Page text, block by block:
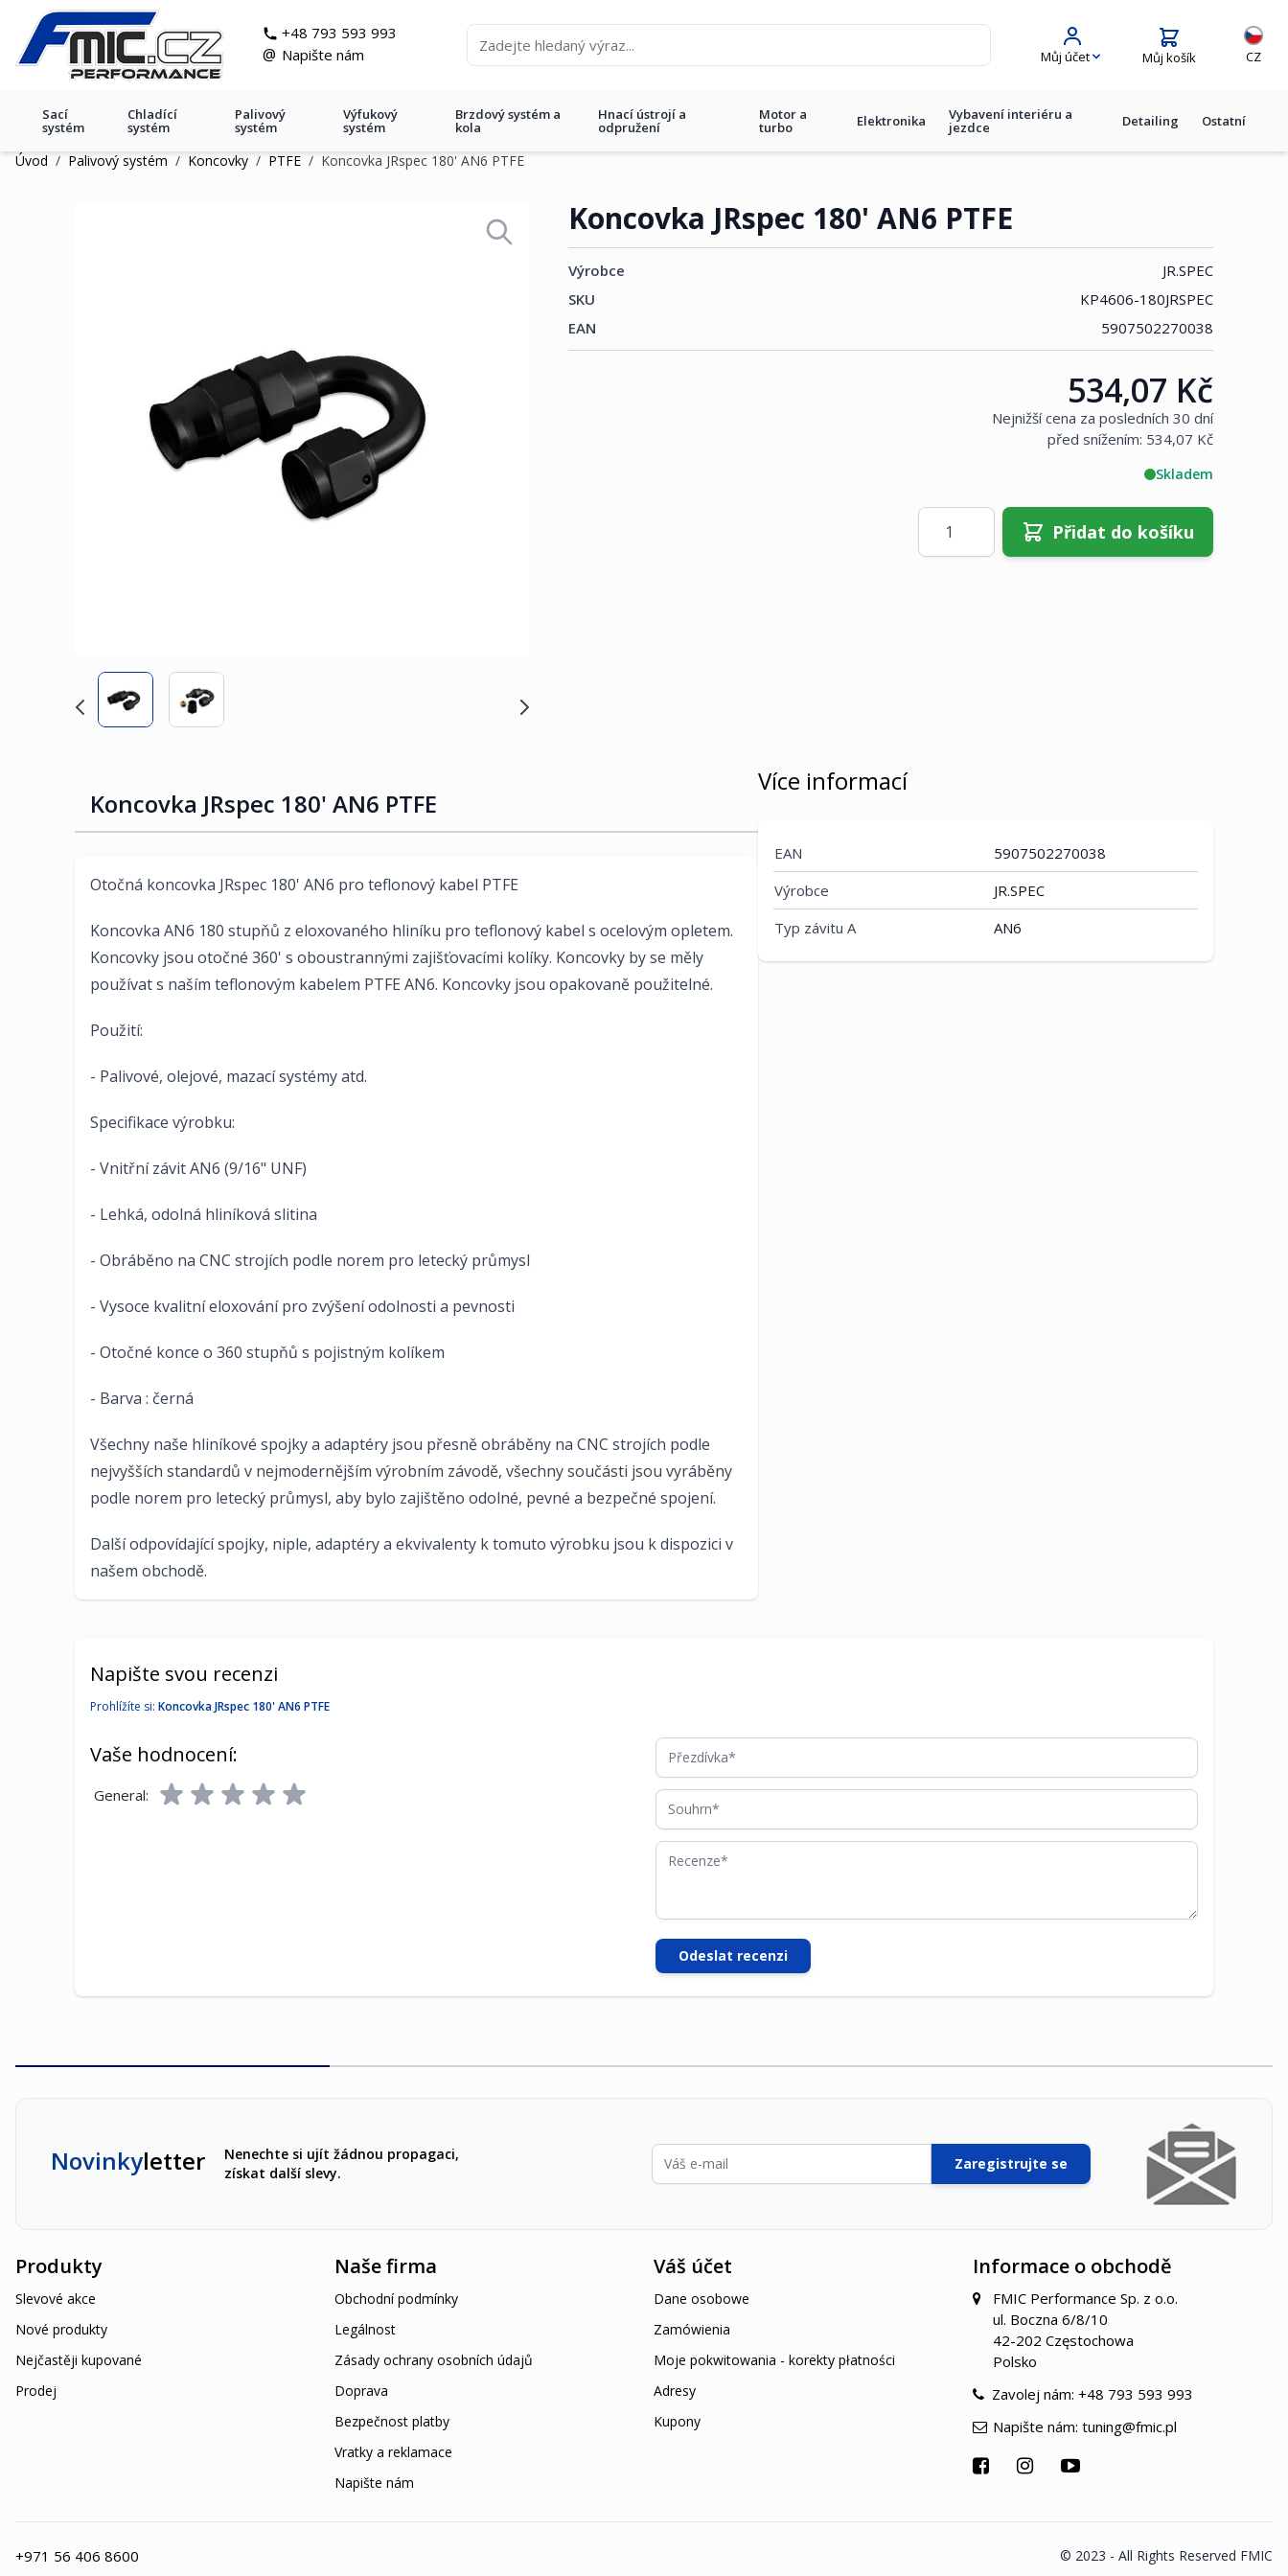
Přejít na obsah
+48 793 593 993
@ Napište nám Můj účet Můj košík
Jazyk
CZ
Sací
systém
Chladící
systém
Palivový
systém
Výfukový
systém
Brzdový systém a
kola
Hnací ústrojí a
odpružení
Motor a
turbo Elektronika Vybavení interiéru a
jezdce Detailing Ostatní
Úvod / Palivový systém / Koncovky / PTFE / Koncovka JRspec 180' AN6 PTFE
Koncovka JRspec 180' AN6 PTFE
Výrobce
JR.SPEC
SKU
KP4606-180JRSPEC
EAN
5907502270038
Cena:
534,07 Kč
Nejnižší cena za posledních 30 dní
před snížením: 534,07 Kč
Skladem
Množství
Přidat do košíku
Koncovka JRspec 180' AN6 PTFE
Otočná koncovka JRspec 180' AN6 pro teflonový kabel PTFE
Koncovka AN6 180 stupňů z eloxovaného hliníku pro teflonový kabel s ocelovým opletem.
Koncovky jsou otočné 360' s oboustrannými zajišťovacími kolíky. Koncovky by se měly
používat s naším teflonovým kabelem PTFE AN6. Koncovky jsou opakovaně použitelné.
Použití:
- Palivové, olejové, mazací systémy atd.
Specifikace výrobku:
- Vnitřní závit AN6 (9/16" UNF)
- Lehká, odolná hliníková slitina
- Obráběno na CNC strojích podle norem pro letecký průmysl
- Vysoce kvalitní eloxování pro zvýšení odolnosti a pevnosti
- Otočné konce o 360 stupňů s pojistným kolíkem
- Barva : černá
Všechny naše hliníkové spojky a adaptéry jsou přesně obráběny na CNC strojích podle
nejvyšších standardů v nejmodernějším výrobním závodě, všechny součásti jsou vyráběny
podle norem pro letecký průmysl, aby bylo zajištěno odolné, pevné a bezpečné spojení.
Další odpovídající spojky, niple, adaptéry a ekvivalenty k tomuto výrobku jsou k dispozici v
našem obchodě.
Více informací
EAN
5907502270038
Výrobce
JR.SPEC
Typ závitu A
AN6
Napište svou recenzi
Prohlížíte si: Koncovka JRspec 180' AN6 PTFE
Vaše hodnocení:
General:
Přezdívka
Souhrn
Recenze
Odeslat recenzi
Novinkyletter
Nenechte si ujít žádnou propagaci,
získat další slevy.
E-mailová adresa
Zaregistrujte se
Informace o obchodě
FMIC Performance Sp. z o.o.
ul. Boczna 6/8/10
42-202 Częstochowa
Polsko
Zavolej nám: +48 793 593 993
Napište nám: tuning@fmic.pl
Produkty
Slevové akce
Nové produkty
Nejčastěji kupované
Prodej
Naše firma
Obchodní podmínky
Legálnost
Zásady ochrany osobních údajů
Doprava
Bezpečnost platby
Vratky a reklamace
Napište nám
Váš účet
Dane osobowe
Zamówienia
Moje pokwitowania - korekty płatności
Adresy
Kupony
+971 56 406 8600 © 2023 - All Rights Reserved FMIC